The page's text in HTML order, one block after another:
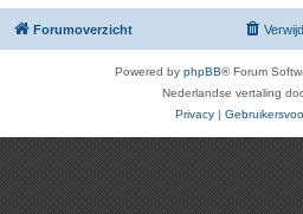
Forumoverzicht
Powered by phpBB® Forum
Nederlandse vertaling
Privacy |